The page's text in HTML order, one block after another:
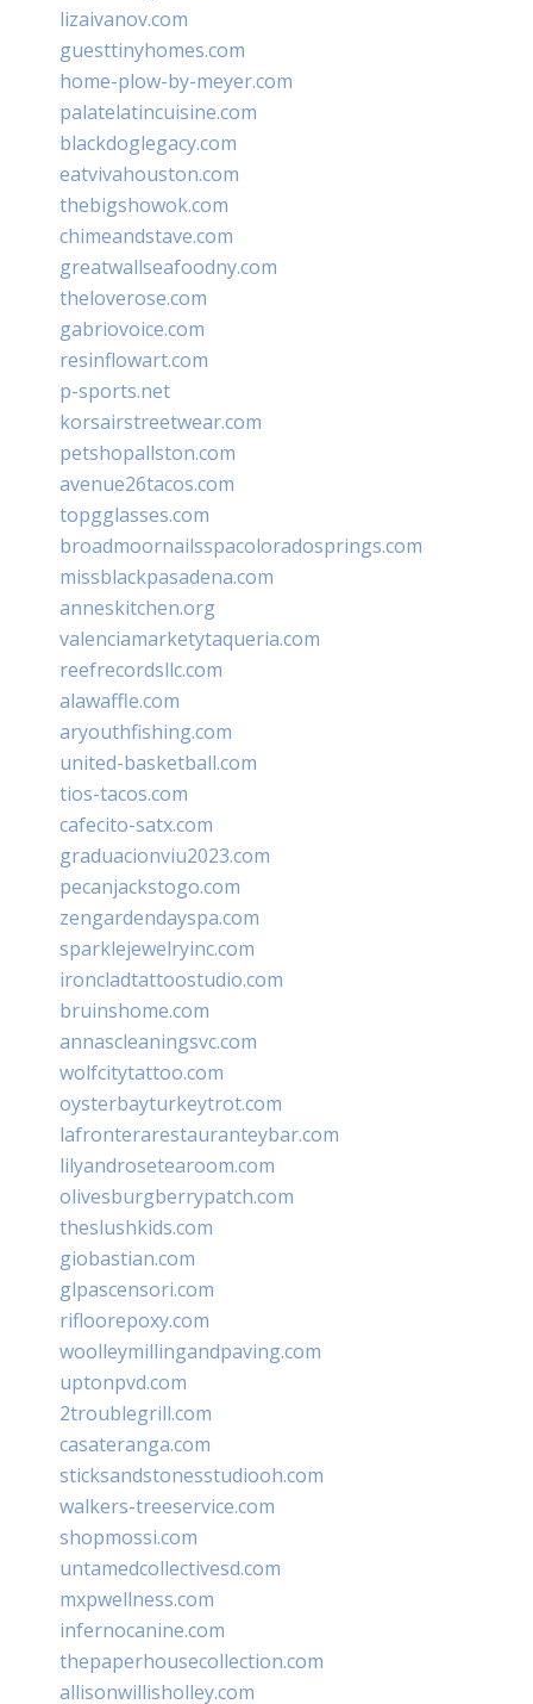
lizaivanov.com
guesttinyhomes.com
home-plow-by-meyer.com
palatelatincuisine.com
blackdoglegacy.com
eatvivahouston.com
thebigshowok.com
chimeandstave.com
greatwallseafoodny.com
theloverose.com
gabriovoice.com
resinflowart.com
p-sports.net
korsairstreetwear.com
petshopallston.com
avenue26tacos.com
topgglasses.com
broadmoornailsspacoloradosprings.com
missblackpasadena.com
anneskitchen.org
valenciamarketytaqueria.com
reefrecordsllc.com
alawaffle.com
aryouthfishing.com
united-basketball.com
tios-tacos.com
cafecito-satx.com
graduacionviu2023.com
pecanjackstogo.com
zengardendayspa.com
sparklejewelryinc.com
ironcladtattoostudio.com
bruinshome.com
annascleaningsvc.com
wolfcitytattoo.com
oysterbayturkeytrot.com
lafronterarestauranteybar.com
lilyandrosetearoom.com
olivesburgberrypatch.com
theslushkids.com
giobastian.com
glpascensori.com
rifloorepoxy.com
woolleymillingandpaving.com
uptonpvd.com
2troublegrill.com
casateranga.com
sticksandstonesstudiooh.com
walkers-treeservice.com
shopmossi.com
untamedcollectivesd.com
mxpwellness.com
infernocanine.com
thepaperhousecollection.com
allisonwillisholley.com